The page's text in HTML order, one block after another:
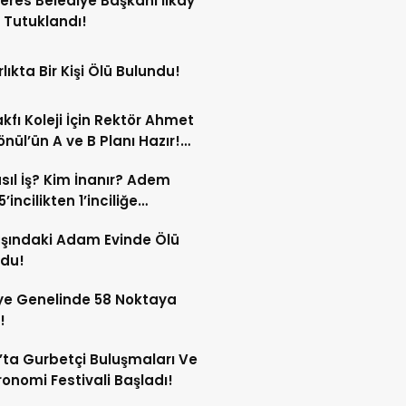
Tutuklandı!
Bir Kişi Ölü Bulundu!
Koleji İçin Rektör Ahmet
A ve B Planı Hazır!
İş? Kim İnanır? Adem
1’inciliğe
Adam Evinde Ölü
Genelinde 58 Noktaya
Gurbetçi Buluşmaları Ve
Festivali Başladı!